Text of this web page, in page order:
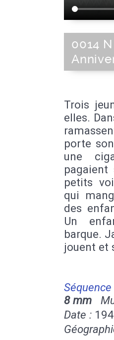
0014
Trois
elles.
porte
une
petits
qui
des
Un
barque.
jouent et
8 mm
Date :